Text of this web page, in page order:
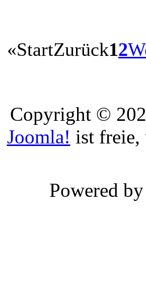
«StartZurück12
Copyright ©
Joomla! ist freie,
Powered by